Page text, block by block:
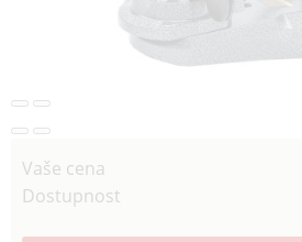
Vaše cena
Dostupnost